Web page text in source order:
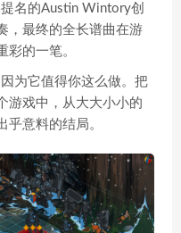
名的Austin Wintory创
，最终的全长谱曲在游
彩的一笔。
为它值得你这么做。把
游戏中，从大大小小的
乎意料的结局。